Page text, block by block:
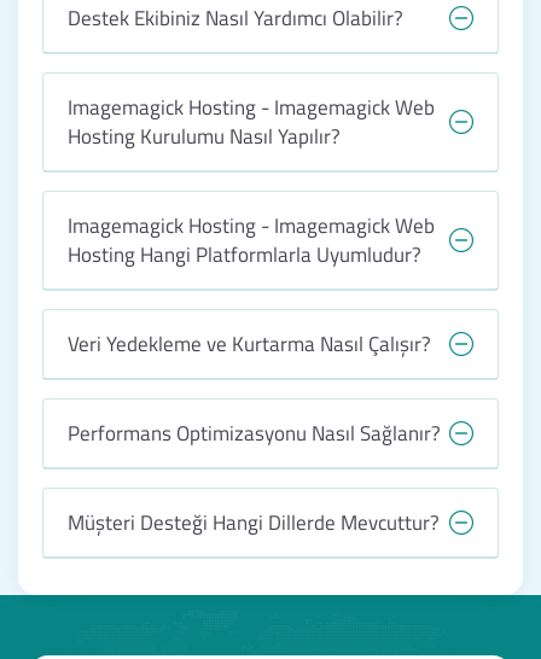
Destek Ekibiniz Nasıl Yardımcı Olabilir?
Imagemagick Hosting - Imagemagick Web
Hosting Kurulumu Nasıl Yapılır?
Imagemagick Hosting - Imagemagick Web
Hosting Hangi Platformlarla Uyumludur?
Veri Yedekleme ve Kurtarma Nasıl Çalışır?
Performans Optimizasyonu Nasıl Sağlanır?
Müşteri Desteği Hangi Dillerde Mevcuttur?